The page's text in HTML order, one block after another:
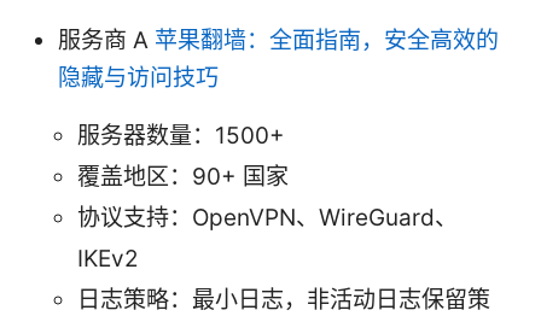
服务商 A 苹果翻墙：全面指南，安全高效的
隐藏与访问技巧
服务器数量：1500+
覆盖地区：90+ 国家
协议支持：OpenVPN、WireGuard、
IKEv2
日志策略：最小日志，非活动日志保留策